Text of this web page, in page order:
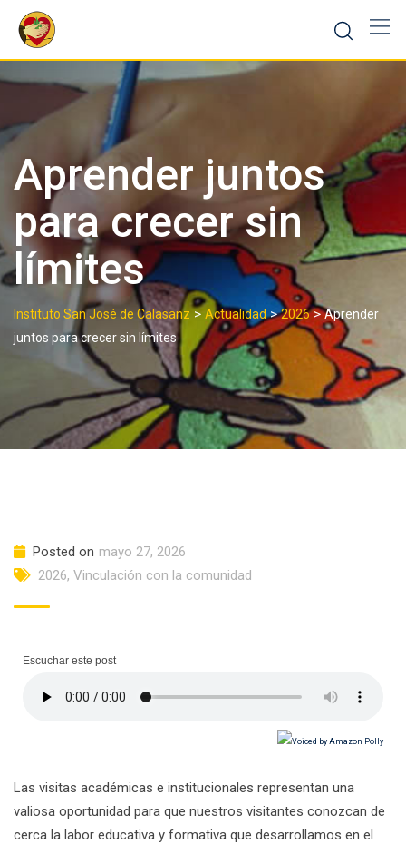
content
Aprender juntos
para crecer sin
límites
Instituto San José de Calasanz> Actualidad>2026>Aprender
juntos para crecer sin límites
Posted on mayo 27, 2026
2026, Vinculación con la comunidad
Escuchar este post
Las visitas académicas e institucionales representan una
valiosa oportunidad para que nuestros visitantes conozcan de
cerca la labor educativa y formativa que desarrollamos en el